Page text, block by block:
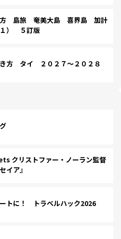
方 島旅 奄美大島 喜界島 加計
） ５訂版
方 タイ ２０２７～２０２８
クリストファー・ノーラン監督
イア』
トに！ トラベルハック2026